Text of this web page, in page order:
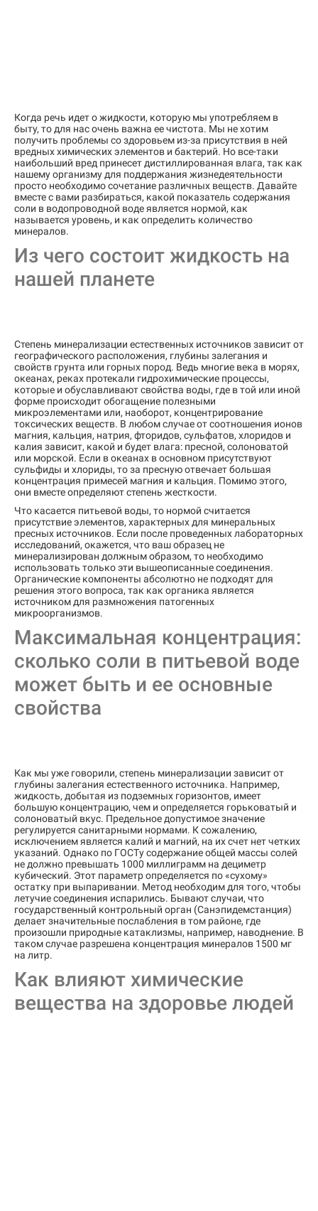
Когда речь идет о жидкости, которую мы употребляем в
быту, то для нас очень важна ее чистота. Мы не хотим
получить проблемы со здоровьем из-за присутствия в ней
вредных химических элементов и бактерий. Но все-таки
наибольший вред принесет дистиллированная влага, так как
нашему организму для поддержания жизнедеятельности
просто необходимо сочетание различных веществ. Давайте
вместе с вами разбираться, какой показатель содержания
соли в водопроводной воде является нормой, как
называется уровень, и как определить количество
минералов.
Из чего состоит жидкость на
нашей планете
Степень минерализации естественных источников зависит от
географического расположения, глубины залегания и
свойств грунта или горных пород. Ведь многие века в морях,
океанах, реках протекали гидрохимические процессы,
которые и обуславливают свойства воды, где в той или иной
форме происходит обогащение полезными
микроэлементами или, наоборот, концентрирование
токсических веществ. В любом случае от соотношения ионов
магния, кальция, натрия, фторидов, сульфатов, хлоридов и
калия зависит, какой и будет влага: пресной, солоноватой
или морской. Если в океанах в основном присутствуют
сульфиды и хлориды, то за пресную отвечает большая
концентрация примесей магния и кальция. Помимо этого,
они вместе определяют степень жесткости.
Что касается питьевой воды, то нормой считается
присутствие элементов, характерных для минеральных
пресных источников. Если после проведенных лабораторных
исследований, окажется, что ваш образец не
минерализирован должным образом, то необходимо
использовать только эти вышеописанные соединения.
Органические компоненты абсолютно не подходят для
решения этого вопроса, так как органика является
источником для размножения патогенных
микроорганизмов.
Максимальная концентрация:
сколько соли в питьевой воде
может быть и ее основные
свойства
Как мы уже говорили, степень минерализации зависит от
глубины залегания естественного источника. Например,
жидкость, добытая из подземных горизонтов, имеет
большую концентрацию, чем и определяется горьковатый и
солоноватый вкус. Предельное допустимое значение
регулируется санитарными нормами. К сожалению,
исключением является калий и магний, на их счет нет четких
указаний. Однако по ГОСТу содержание общей массы солей
не должно превышать 1000 миллиграмм на дециметр
кубический. Этот параметр определяется по «сухому»
остатку при выпаривании. Метод необходим для того, чтобы
летучие соединения испарились. Бывают случаи, что
государственный контрольный орган (Санэпидемстанция)
делает значительные послабления в том районе, где
произошли природные катаклизмы, например, наводнение. В
таком случае разрешена концентрация минералов 1500 мг
на литр.
Как влияют химические
вещества на здоровье людей